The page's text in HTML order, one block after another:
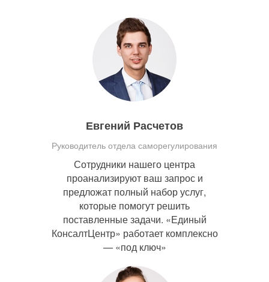
Евгений Расчетов
Руководитель отдела саморегулирования
Сотрудники нашего центра
проанализируют ваш запрос и
предложат полный набор услуг,
которые помогут решить
поставленные задачи. «Единый
КонсалтЦентр» работает комплексно
— «под ключ»